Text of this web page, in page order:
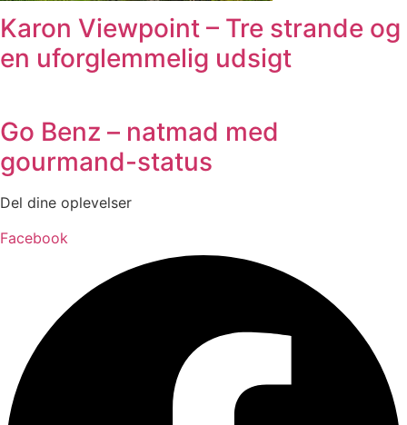
Karon Viewpoint – Tre strande og
en uforglemmelig udsigt
Go Benz – natmad med
gourmand-status
Del dine oplevelser
Facebook